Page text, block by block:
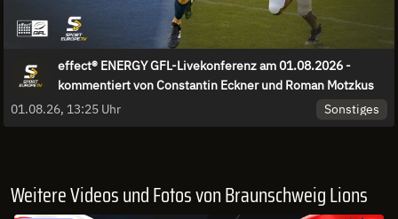
effect® ENERGY GFL-Livekonferenz am 01.08.2026 -
kommentiert von Constantin Eckner und Roman Motzkus
01.08.26, 13:25 Uhr
Sonstiges
Weitere Videos und Fotos von Braunschweig Lions